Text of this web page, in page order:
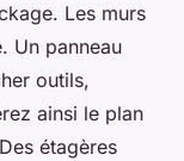
Les murs
Un panneau
outils,
ainsi le plan
étagères